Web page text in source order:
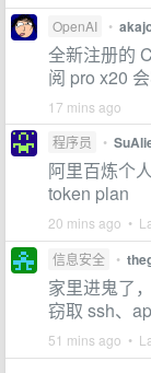
OpenAI •
全新注册的
阅 pro x20
17 mins ago
程序员
•
阿里百炼个
token plan
20 mins ago •
信息安全 •
家里进鬼了
窃取 ssh、
51 mins ago •